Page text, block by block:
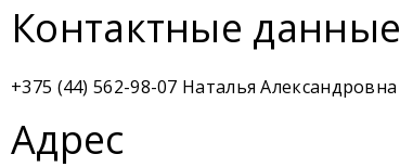
Контактные данные
+375 (44) 562-98-07 Наталья Александровна
Адрес